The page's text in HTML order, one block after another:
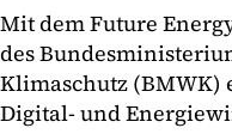
Mit dem Future
des
Klimaschutz (BMWK)
Digital- und